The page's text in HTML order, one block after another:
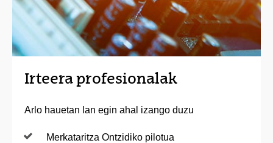
Irteera profesionalak
Arlo hauetan lan egin ahal izango duzu
Merkataritza Ontzidiko pilotua